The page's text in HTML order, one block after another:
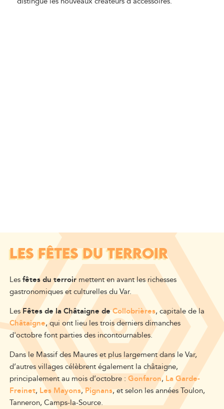
LES FÊTES DU TERROIR
Lesfêtes du terroirmettent en avant les richesses
gastronomiques et culturelles du Var.
LesFêtes de la Châtaigne deCollobrières, capitale de la
Châtaigne, qui ont lieu les trois derniers dimanches
d'octobre font parties des incontournables.
Dans le Massif des Maures et plus largement dans le Var,
d’autres villages célèbrent également la châtaigne,
principalement au mois d’octobre : Gonfaron, La Garde-
Freinet, Les Mayons,Pignans, et selon les années Toulon,
Tanneron, Camps-la-Source.